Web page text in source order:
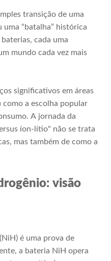
transição de uma
uma “batalha” histórica
cada uma
mundo cada vez mais
significativos em áreas
como a escolha popular
A jornada da
íon-lítio" não se trata
mas também de como a
visão
é uma prova de
a bateria NiH opera